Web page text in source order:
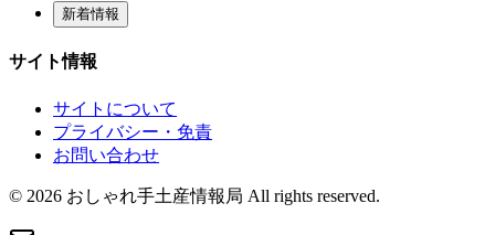
新着情報
サイト情報
サイトについて
プライバシー・免責
お問い合わせ
© 2026 おしゃれ手土産情報局 All rights reserved.